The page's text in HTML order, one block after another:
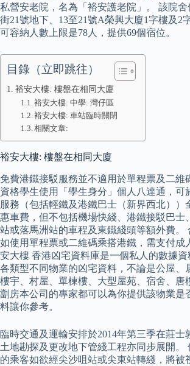
私營安老院，名為「裕安護老院」。 該院
街21號地下、13至21號A榮興大廈1字樓及2
可容納人數上限是78人，提供69個宿位。
目錄（立即跳往）
裕安大樓: 樓盤在相同大廈
裕安大樓: 中學: 灣仔區
裕安大樓: 車站臨時關閉
相關文章:
裕安大樓: 樓盤在相同大廈
免費港鐵接駁服務並不適用於單程票及二維
資格學生使用「學生身分」個人八達通，可
服務（包括輕鐵及港鐵巴士（新界西北））
惠車費，但不包括機場快綫、港鐵接駁巴士
站或落馬洲站的車程及東鐵綫頭等額外費。
如使用單程票或二維碼乘搭港鐵，需支付成
安大樓 香港凶宅資料庫是一個私人的數據資
各類型不同物業的凶宅資料，不論是公屋、
樓宇、村屋、單棟樓、大型屋苑、宿舍、唐
劏房本公司的專家都可以為你提供該物業是
料讓你參考。
臨時交通及運輸安排於2014年第三季在莊士
土地勘探及更改地下管綫工程亦同步展開。
的乘客如欲經尖沙咀站或尖東站轉綫，將被